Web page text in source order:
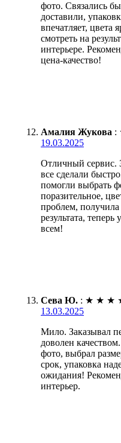
фото. Связались
доставили,
впечатляет, цвета
смотреть на
интерьере.
цена-качество!
Амалия Жукова :
19.03.2025
Отличный сервис.
все сделали
помогли выбрать
поразительное,
проблем,
результата,
всем!
Сева Ю. : ★ ★ ★
13.03.2025
Мило. Заказывал
доволен
фото, выбрал
срок, упаковка
ожидания!
интерьер.